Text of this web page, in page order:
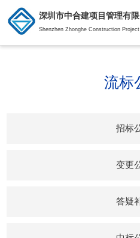
深圳市中合建项目管理有限
Shenzhen Zhonghe Construction
流标
招标
变更
答疑